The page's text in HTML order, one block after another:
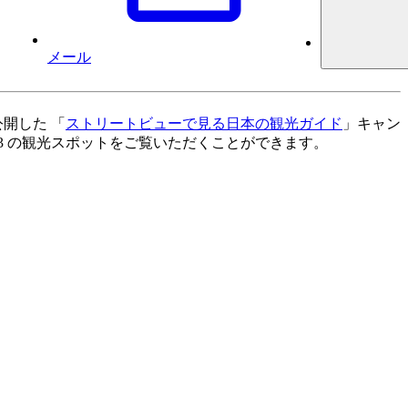
メール
した 「 ストリートビューで見る日本の観光ガイド 」キャン
観光スポットをご覧いただくことができます。